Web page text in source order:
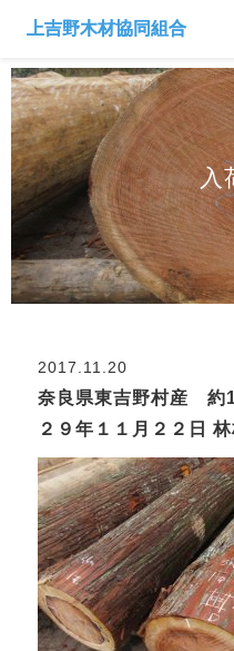
入
2017.11.20
奈良県東吉野村産
２９年１１月２２日 林